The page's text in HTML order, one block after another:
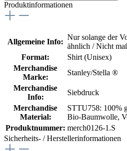
Produktinformationen
Allgemeine Info:
Nur solange der
ähnlich / Nicht
Format:
Shirt (Unisex)
Merchandise
Marke:
Stanley/Stella ®
Merchandise
Info:
Siebdruck
Merchandise
Material:
STTU758: 100%
Bio-Baumwolle,
Produktnummer: merch0126-1.S
Sicherheits- / Herstellerinformationen